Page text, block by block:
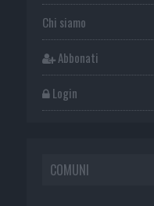
Chi siamo
Abbonati
Login
COMUNI